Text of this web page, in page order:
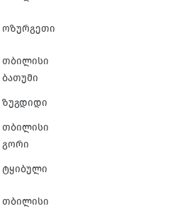
ოზურგეთი
თბილისი
ბათუმი
ზუგდიდი
თბილისი
გორი
ტყიბული
თბილისი